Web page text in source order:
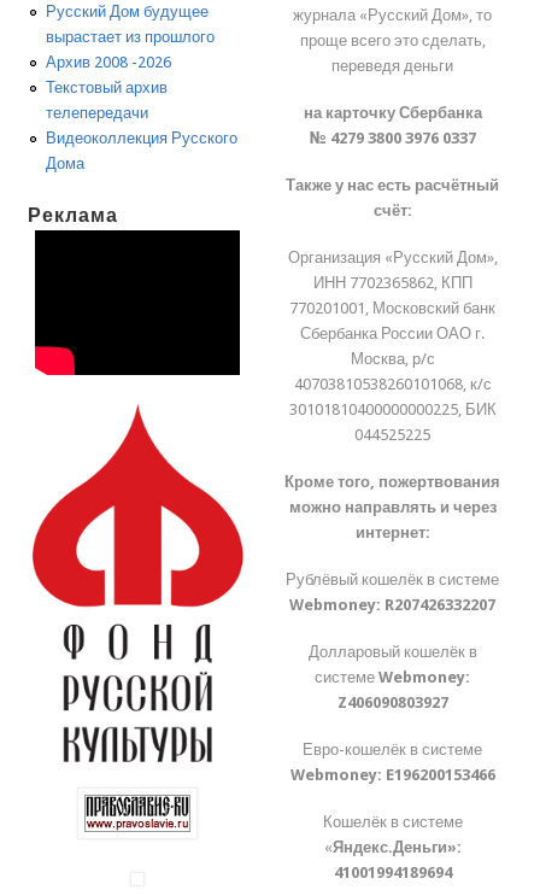
Русский Дом будущее
вырастает из прошлого
Архив 2008 -2026
Текстовый архив
телепередачи
Видеоколлекция Русского
Дома
Реклама
журнала «Русский Дом», то
проще всего это сделать,
переведя деньги
на карточку Сбербанка
№ 4279 3800 3976 0337
Также у нас есть расчётный
счёт:
Организация «Русский Дом»,
ИНН 7702365862, КПП
770201001, Московский банк
Сбербанка России ОАО г.
Москва, р/с
40703810538260101068, к/с
30101810400000000225, БИК
044525225
Кроме того, пожертвования
можно направлять и через
интернет:
Рублёвый кошелёк в системе
Webmoney: R207426332207
Долларовый кошелёк в
системеWebmoney:
Z406090803927
Евро-кошелёк в системе
Webmoney: E196200153466
Кошелёк в системе
«Яндекс.Деньги»:
41001994189694